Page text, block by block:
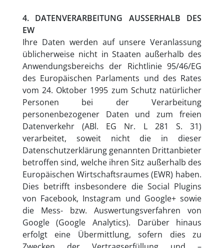
4. DATENVERARBEITUNG AUSSERHALB DES
EW
Ihre Daten werden auf unsere Veranlassung
üblicherweise nicht in Staaten außerhalb des
Anwendungsbereichs der Richtlinie 95/46/EG
des Europäischen Parlaments und des Rates
vom 24. Oktober 1995 zum Schutz natürlicher
Personen bei der Verarbeitung
personenbezogener Daten und zum freien
Datenverkehr (ABl. EG Nr. L 281 S. 31)
verarbeitet, soweit nicht die in dieser
Datenschutzerklärung genannten Drittanbieter
betroffen sind, welche ihren Sitz außerhalb des
Europäischen Wirtschaftsraumes (EWR) haben.
Dies betrifft insbesondere die Social Plugins
von Facebook, Instagram und Google+ sowie
die Mess- bzw. Auswertungsverfahren von
Google (Google Analytics). Darüber hinaus
erfolgt eine Übermittlung, sofern dies zu